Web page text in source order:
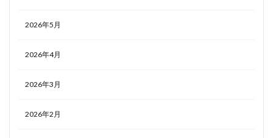
2026年5月
2026年4月
2026年3月
2026年2月